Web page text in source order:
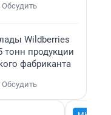
Обсудить
Wildberries
тонн продукции
фабриканта
Обсудить